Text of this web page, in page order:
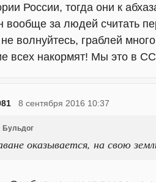
России, тогда они к
вообще за людей считать
не волнуйтесь, граблей
всех накормят! Мы это в
8 сентября 2016 10:37
Бульдог
оказывается, на свою